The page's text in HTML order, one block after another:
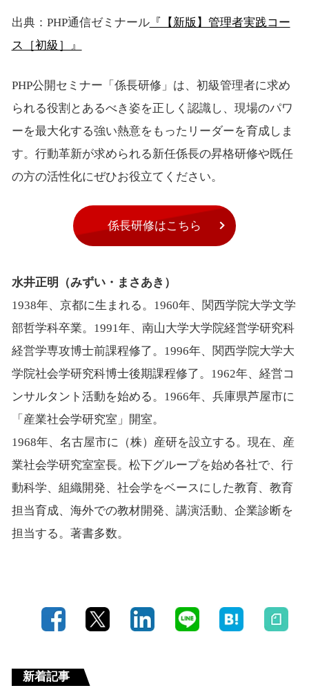
出典：PHP通信ゼミナール『【新版】管理者実践コー
ス［初級］』
PHP公開セミナー「係長研修」は、初級管理者に求め
られる役割とあるべき姿を正しく認識し、現場のパワ
ーを最大化する強い熱意をもったリーダーを育成しま
す。行動革新が求められる新任係長の昇格研修や既任
の方の活性化にぜひお役立てください。
係長研修はこちら
水井正明（みずい・まさあき）
1938年、京都に生まれる。1960年、関西学院大学文学
部哲学科卒業。1991年、南山大学大学院経営学研究科
経営学専攻博士前課程修了。1996年、関西学院大学大
学院社会学研究科博士後期課程修了。1962年、経営コ
ンサルタント活動を始める。1966年、兵庫県芦屋市に
「産業社会学研究室」開室。
1968年、名古屋市に（株）産研を設立する。現在、産
業社会学研究室室長。松下グループを始め各社で、行
動科学、組織開発、社会学をベースにした教育、教育
担当育成、海外での教材開発、講演活動、企業診断を
担当する。著書多数。
新着記事